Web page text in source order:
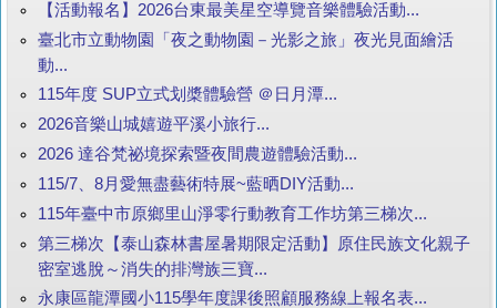
【活動報名】2026台東最美星空導覽音樂體驗活動...
臺北市立動物園「夜之動物園－光影之旅」夜光見面繪活
動...
115年度 SUP立式划槳體驗營 ＠日月潭...
2026音樂山城嬉遊平溪小旅行...
2026 達谷梵祕境探索暨夜間農遊體驗活動...
115/7、8月愛無盡藝術特展~藍晒DIY活動...
115年臺中市原鄉里山淨零行動教育工作坊第三梯次...
第三梯次【泰山森林書屋暑期限定活動】原住民族文化親子
密室逃脫～消失的排灣族三寶...
永康區龍潭國小115學年度課後照顧服務線上報名表...